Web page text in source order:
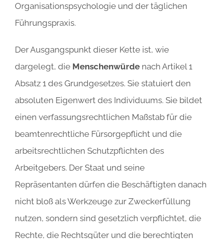
Organisationspsychologie und der täglichen
Führungspraxis.
Der Ausgangspunkt dieser Kette ist, wie
dargelegt, die Menschenwürdenach Artikel 1
Absatz 1 des Grundgesetzes. Sie statuiert den
absoluten Eigenwert des Individuums. Sie bildet
einen verfassungsrechtlichen Maßstab für die
beamtenrechtliche Fürsorgepflicht und die
arbeitsrechtlichen Schutzpflichten des
Arbeitgebers. Der Staat und seine
Repräsentanten dürfen die Beschäftigten danach
nicht bloß als Werkzeuge zur Zweckerfüllung
nutzen, sondern sind gesetzlich verpflichtet, die
Rechte, die Rechtsgüter und die berechtigten